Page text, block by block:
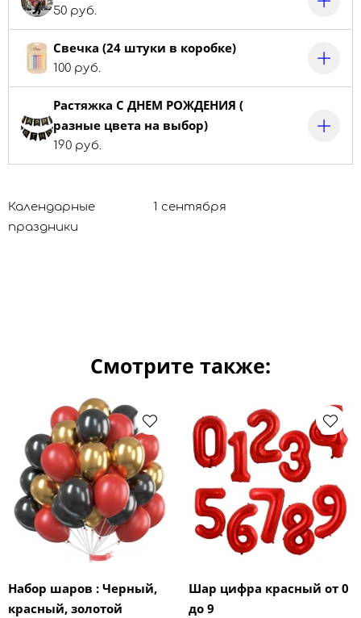
50 руб.
Свечка (24 штуки в коробке)
100 руб.
Растяжка С ДНЕМ РОЖДЕНИЯ (
разные цвета на выбор)
190 руб.
Календарные
праздники
1 сентября
Смотрите также:
Набор шаров : Черный,
красный, золотой
Шар цифра красный от 0
до 9